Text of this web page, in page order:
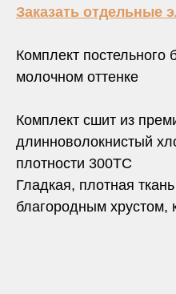
Заказать отдельные
Комплект постельного
молочном оттенке
Комплект сшит из
длинноволокнистый
плотности 300TC
Гладкая, плотная
благородным хрустом,